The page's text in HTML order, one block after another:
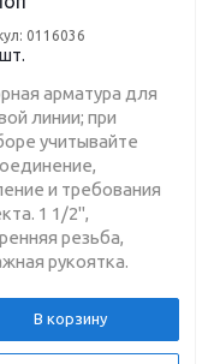
0116036
арматура для
линии; при
учитывайте
и требования
1 1/2",
резьба,
рукоятка.
В корзину